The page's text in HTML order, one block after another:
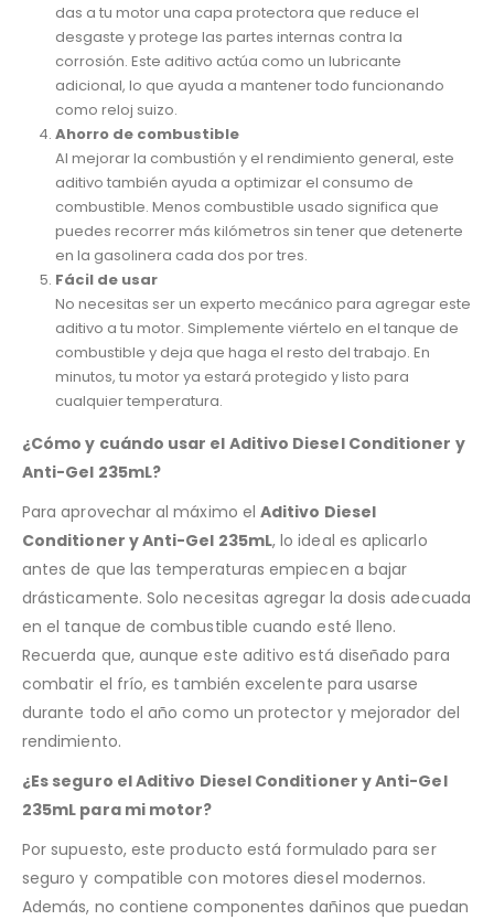
das a tu motor una capa protectora que reduce el
desgaste y protege las partes internas contra la
corrosión. Este aditivo actúa como un lubricante
adicional, lo que ayuda a mantener todo funcionando
como reloj suizo.
Ahorro de combustible
Al mejorar la combustión y el rendimiento general, este
aditivo también ayuda a optimizar el consumo de
combustible. Menos combustible usado significa que
puedes recorrer más kilómetros sin tener que detenerte
en la gasolinera cada dos por tres.
Fácil de usar
No necesitas ser un experto mecánico para agregar este
aditivo a tu motor. Simplemente viértelo en el tanque de
combustible y deja que haga el resto del trabajo. En
minutos, tu motor ya estará protegido y listo para
cualquier temperatura.
¿Cómo y cuándo usar el Aditivo Diesel Conditioner y
Anti-Gel 235mL?
Para aprovechar al máximo elAditivo Diesel
Conditioner y Anti-Gel 235mL, lo ideal es aplicarlo
antes de que las temperaturas empiecen a bajar
drásticamente. Solo necesitas agregar la dosis adecuada
en el tanque de combustible cuando esté lleno.
Recuerda que, aunque este aditivo está diseñado para
combatir el frío, es también excelente para usarse
durante todo el año como un protector y mejorador del
rendimiento.
¿Es seguro el Aditivo Diesel Conditioner y Anti-Gel
235mL para mi motor?
Por supuesto, este producto está formulado para ser
seguro y compatible con motores diesel modernos.
Además, no contiene componentes dañinos que puedan